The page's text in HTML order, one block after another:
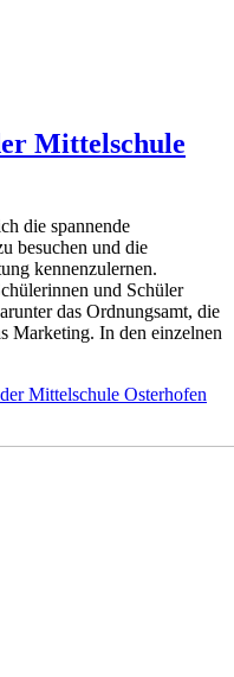
Mittelschule
die spannende
besuchen und die
kennenzulernen.
und Schüler
das Ordnungsamt, die
Marketing. In den einzelnen
Mittelschule Osterhofen